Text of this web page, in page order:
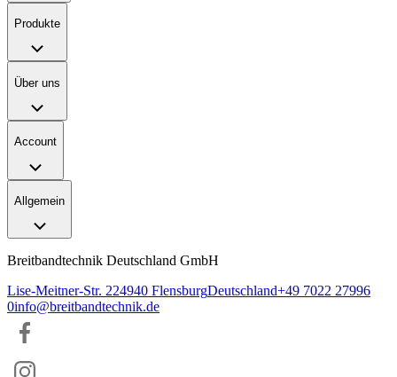
Produkte
Über uns
Account
Allgemein
Breitbandtechnik Deutschland GmbH
Lise-Meitner-Str. 224940 FlensburgDeutschland+49 7022 27996
0info@breitbandtechnik.de